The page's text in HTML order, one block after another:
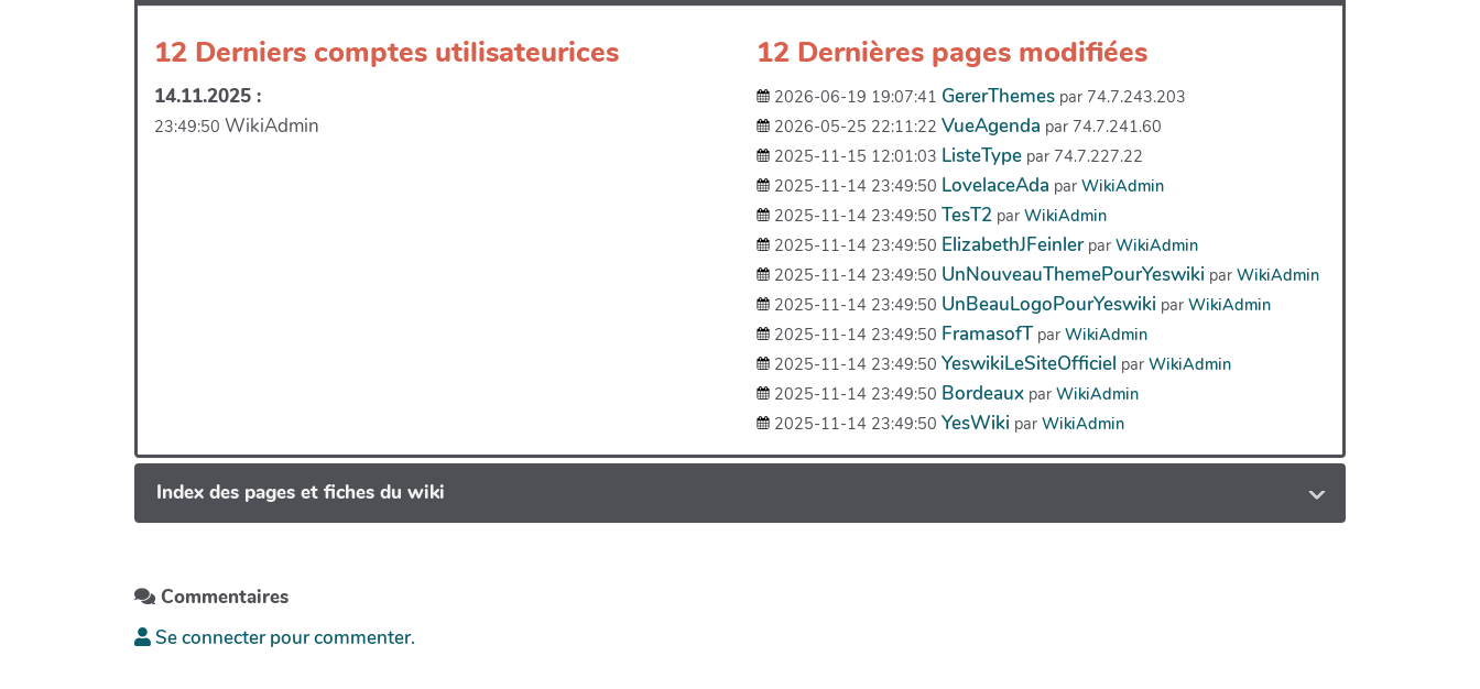
12 Derniers comptes utilisateurices
14.11.2025 :
23:49:50 WikiAdmin
12 Dernières pages modifiées
2026-06-19 19:07:41 GererThemes par 74.7.243.203
2026-05-25 22:11:22 VueAgenda par 74.7.241.60
2025-11-15 12:01:03 ListeType par 74.7.227.22
2025-11-14 23:49:50 LovelaceAda par WikiAdmin
2025-11-14 23:49:50 TesT2 par WikiAdmin
2025-11-14 23:49:50 ElizabethJFeinler par WikiAdmin
2025-11-14 23:49:50 UnNouveauThemePourYeswiki par WikiAdmin
2025-11-14 23:49:50 UnBeauLogoPourYeswiki par WikiAdmin
2025-11-14 23:49:50 FramasofT par WikiAdmin
2025-11-14 23:49:50 YeswikiLeSiteOfficiel par WikiAdmin
2025-11-14 23:49:50 Bordeaux par WikiAdmin
2025-11-14 23:49:50 YesWiki par WikiAdmin
Index des pages et fiches du wiki
Commentaires
Se connecter pour commenter.